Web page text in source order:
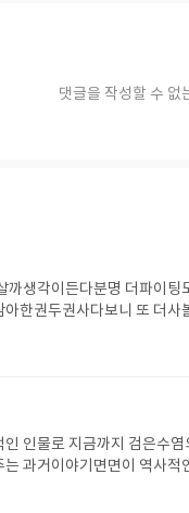
댓글을 작성할 수 없
생각이든다분명 더파이팅
한권두권사다보니 또 더사
인물로 지금까지 검은수
과거이야기면면이 역사적